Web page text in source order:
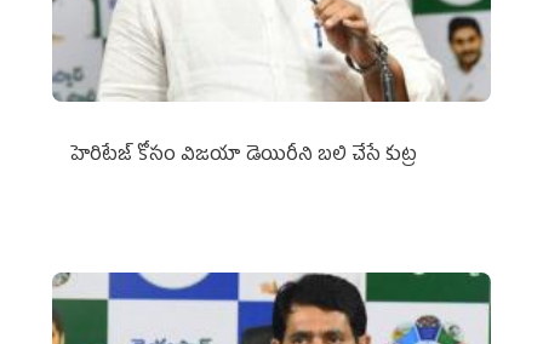
హెరిటేజ్ కోసం విజయా డెయిరీని బలి చేసే కుట్ర‌